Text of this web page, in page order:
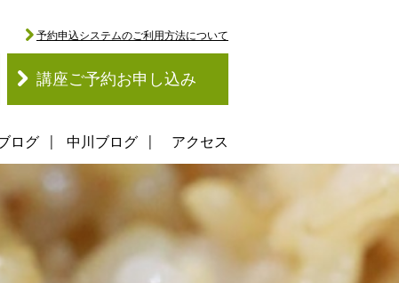
講座ご予約お申し込み
予約申込システムのご利用方法について
ログ 中川ブログ アクセス